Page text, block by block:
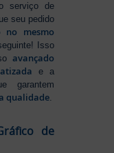
serviço de
seu pedido
no mesmo
Isso
avançado
e a
garantem
qualidade.
de